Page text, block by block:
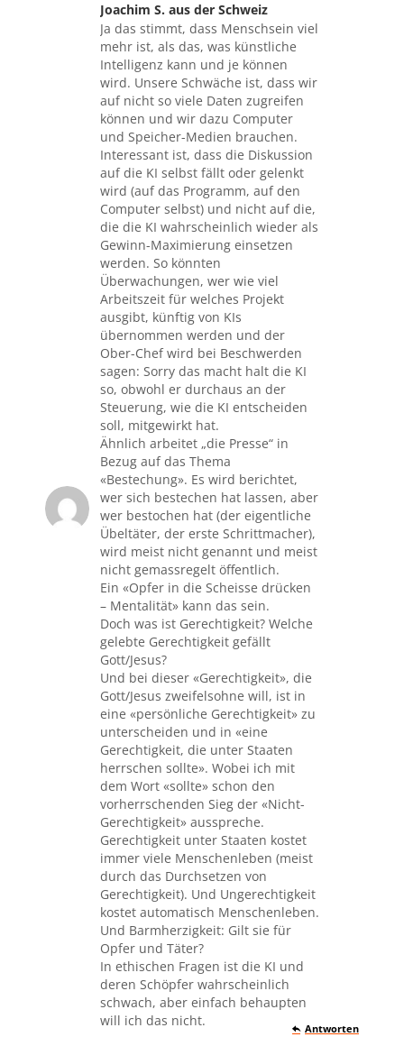
Joachim S. aus der Schweiz
sagte:
Ja das stimmt, dass Menschsein viel
mehr ist, als das, was künstliche
Intelligenz kann und je können
wird. Unsere Schwäche ist, dass wir
auf nicht so viele Daten zugreifen
können und wir dazu Computer
und Speicher-Medien brauchen.
Interessant ist, dass die Diskussion
auf die KI selbst fällt oder gelenkt
wird (auf das Programm, auf den
Computer selbst) und nicht auf die,
die die KI wahrscheinlich wieder als
Gewinn-Maximierung einsetzen
werden. So könnten
Überwachungen, wer wie viel
Arbeitszeit für welches Projekt
ausgibt, künftig von KIs
übernommen werden und der
Ober-Chef wird bei Beschwerden
sagen: Sorry das macht halt die KI
so, obwohl er durchaus an der
Steuerung, wie die KI entscheiden
soll, mitgewirkt hat.
Ähnlich arbeitet „die Presse“ in
Bezug auf das Thema
«Bestechung». Es wird berichtet,
wer sich bestechen hat lassen, aber
wer bestochen hat (der eigentliche
Übeltäter, der erste Schrittmacher),
wird meist nicht genannt und meist
nicht gemassregelt öffentlich.
Ein «Opfer in die Scheisse drücken
– Mentalität» kann das sein.
Doch was ist Gerechtigkeit? Welche
gelebte Gerechtigkeit gefällt
Gott/Jesus?
Und bei dieser «Gerechtigkeit», die
Gott/Jesus zweifelsohne will, ist in
eine «persönliche Gerechtigkeit» zu
unterscheiden und in «eine
Gerechtigkeit, die unter Staaten
herrschen sollte». Wobei ich mit
dem Wort «sollte» schon den
vorherrschenden Sieg der «Nicht-
Gerechtigkeit» ausspreche.
Gerechtigkeit unter Staaten kostet
immer viele Menschenleben (meist
durch das Durchsetzen von
Gerechtigkeit). Und Ungerechtigkeit
kostet automatisch Menschenleben.
Und Barmherzigkeit: Gilt sie für
Opfer und Täter?
In ethischen Fragen ist die KI und
deren Schöpfer wahrscheinlich
schwach, aber einfach behaupten
will ich das nicht.
Antworten